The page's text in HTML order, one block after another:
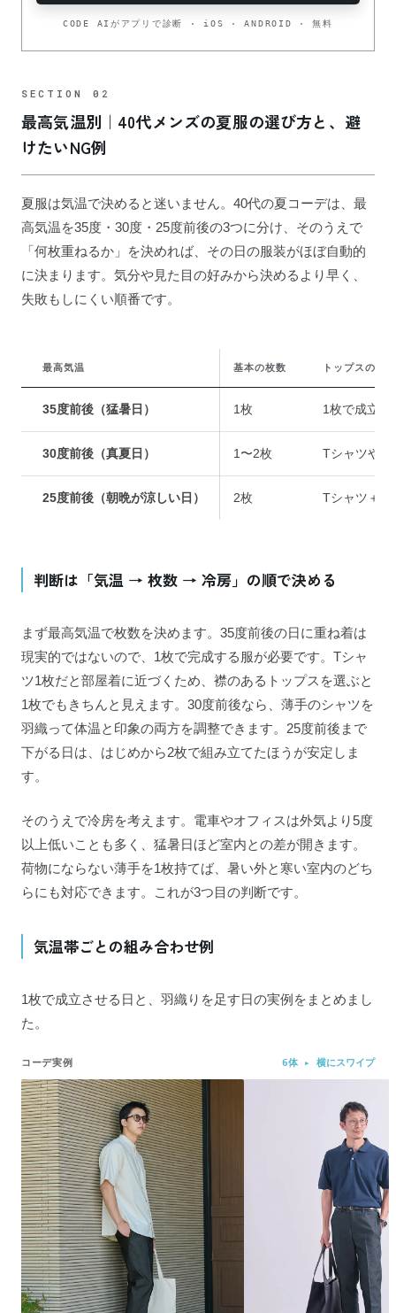
CODE AIがアプリで診断 · iOS · ANDROID · 無料
最高気温別｜40代メンズの夏服の選び方と、避
けたいNG例
夏服は気温で決めると迷いません。40代の夏コーデは、最
高気温を35度・30度・25度前後の3つに分け、そのうえで
「何枚重ねるか」を決めれば、その日の服装がほぼ自動的
に決まります。気分や見た目の好みから決めるより早く、
失敗もしにくい順番です。
最高気温 基本の枚数 トップスの選
35度前後（猛暑日） 1枚 1枚で成立す
30度前後（真夏日） 1〜2枚 Tシャツやサ
25度前後（朝晩が涼しい日） 2枚 Tシャツ＋シ
判断は「気温 → 枚数 → 冷房」の順で決める
まず最高気温で枚数を決めます。35度前後の日に重ね着は
現実的ではないので、1枚で完成する服が必要です。Tシャ
ツ1枚だと部屋着に近づくため、襟のあるトップスを選ぶと
1枚でもきちんと見えます。30度前後なら、薄手のシャツを
羽織って体温と印象の両方を調整できます。25度前後まで
下がる日は、はじめから2枚で組み立てたほうが安定しま
す。
そのうえで冷房を考えます。電車やオフィスは外気より5度
以上低いことも多く、猛暑日ほど室内との差が開きます。
荷物にならない薄手を1枚持てば、暑い外と寒い室内のどち
らにも対応できます。これが3つ目の判断です。
気温帯ごとの組み合わせ例
1枚で成立させる日と、羽織りを足す日の実例をまとめまし
た。
コーデ実例 6体 ▸ 横にスワイプ